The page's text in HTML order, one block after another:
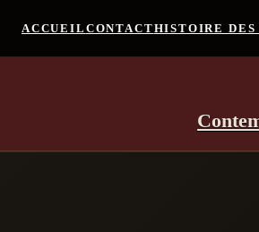
ACCUEIL CONTACTHISTOIRE DES